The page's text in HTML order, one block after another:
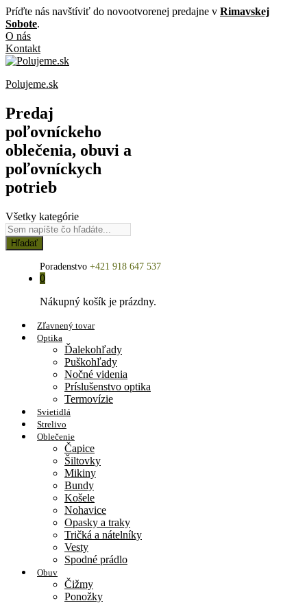
Príďte nás navštíviť do novootvorenej predajne v Rimavskej
Sobote.
O nás
Kontakt
Polujeme.sk
Predaj
poľovníckeho
oblečenia, obuvi a
poľovníckych
potrieb
Všetky kategórie
Hľadať
Poradenstvo +421 918 647 537
0
Nákupný košík je prázdny.
Zľavnený tovar
Optika
Ďalekohľady
Puškohľady
Nočné videnia
Príslušenstvo optika
Termovízie
Svietidlá
Strelivo
Oblečenie
Čapice
Šiltovky
Mikiny
Bundy
Košele
Nohavice
Opasky a traky
Tričká a nátelníky
Vesty
Spodné prádlo
Obuv
Čižmy
Ponožky